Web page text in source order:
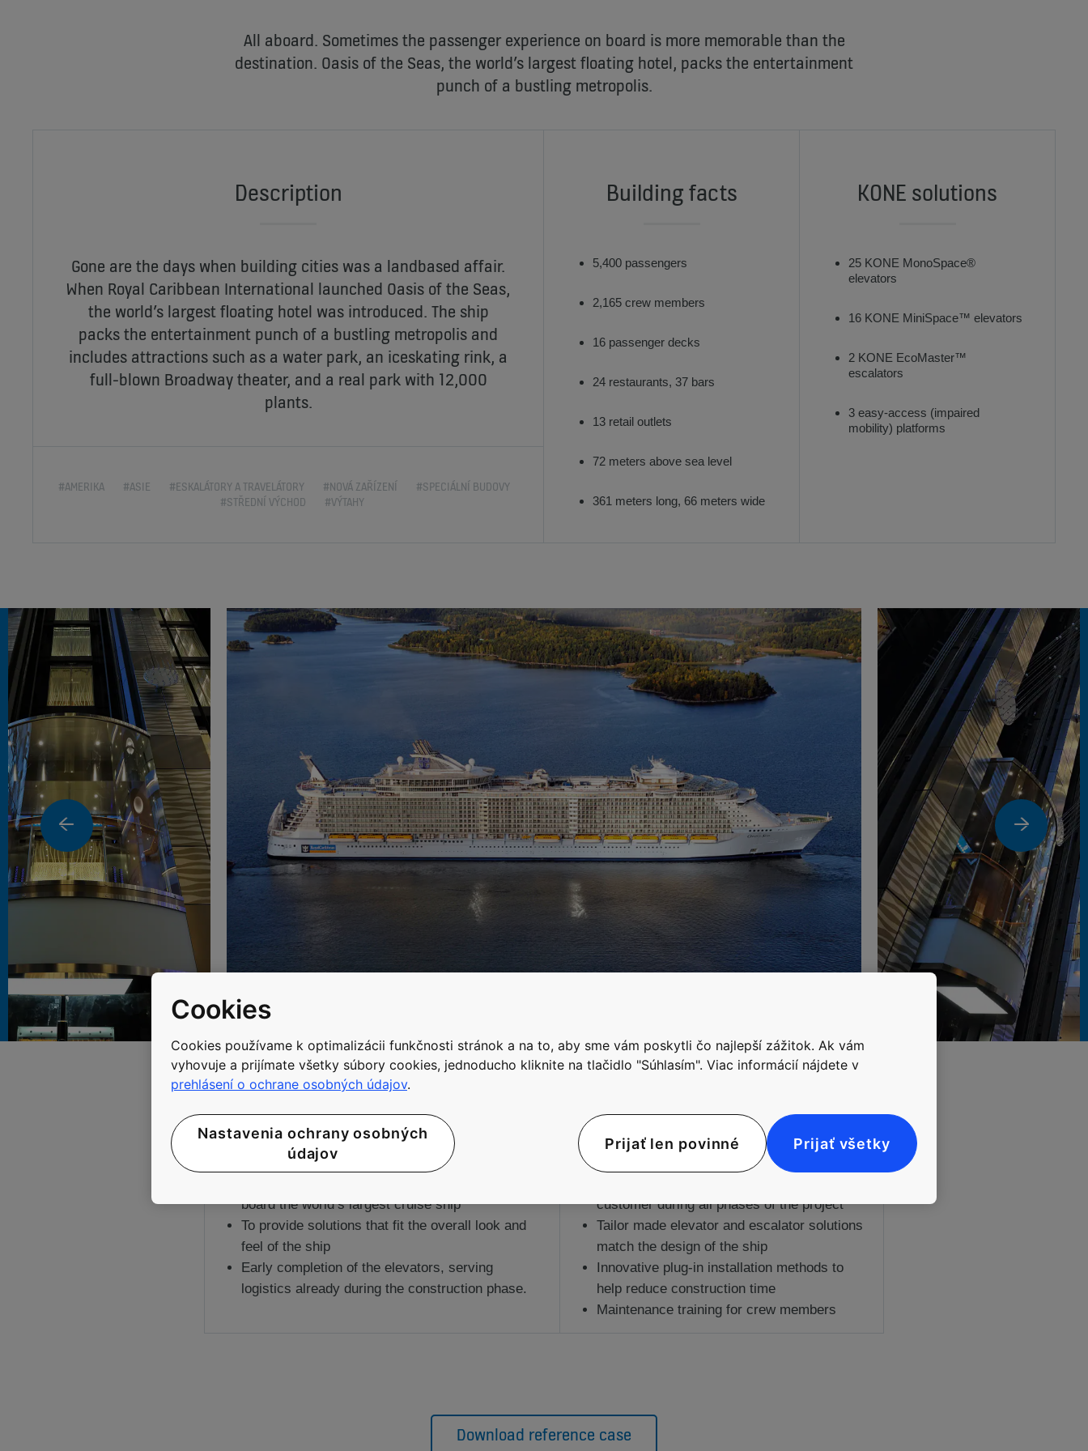
All aboard. Sometimes the passenger experience on board is more memorable than the
destination. Oasis of the Seas, the world’s largest floating hotel, packs the entertainment
punch of a bustling metropolis.
Description
Gone are the days when building cities was a landbased affair.
When Royal Caribbean International launched Oasis of the Seas,
the world’s largest floating hotel was introduced. The ship
packs the entertainment punch of a bustling metropolis and
includes attractions such as a water park, an iceskating rink, a
full-blown Broadway theater, and a real park with 12,000
plants.
#AMERIKA #ASIE #ESKALÁTORY A TRAVELÁTORY #NOVÁ ZAŘÍZENÍ
#SPECIÁLNÍ BUDOVY
#STŘEDNÍ VÝCHOD
#VÝTAHY
Building facts
5,400 passengers
2,165 crew members
16 passenger decks
24 restaurants, 37 bars
13 retail outlets
72 meters above sea level
361 meters long, 66 meters wide
KONE solutions
25 KONE MonoSpace®
elevators
16 KONE MiniSpace™ elevators
2 KONE EcoMaster™
escalators
3 easy-access (impaired
mobility) platforms
CHALLENGES SOLUTIONS
board the world’s largest cruise ship
To provide solutions that fit the overall look and
feel of the ship
Early completion of the elevators, serving
logistics already during the construction phase.
customer during all phases of the project
Tailor made elevator and escalator solutions
match the design of the ship
Innovative plug-in installation methods to
help reduce construction time
Maintenance training for crew members
Download reference case
Cookies
Cookies používame k optimalizácii funkčnosti stránok a na to, aby sme vám poskytli čo najlepší zážitok. Ak vám
vyhovuje a prijímate všetky súbory cookies, jednoducho kliknite na tlačidlo "Súhlasím". Viac informácií nájdete v
prehlásení o ochrane osobných údajov.
Nastavenia ochrany osobných
údajov
Prijať len povinné Prijať všetky